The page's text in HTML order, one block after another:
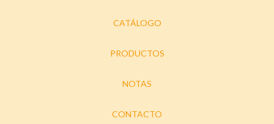
CATÁLOGO
PRODUCTOS
NOTAS
CONTACTO